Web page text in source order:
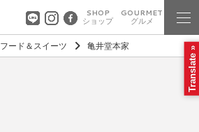
SHOP
ショップ
GOURMET
グルメ
フード＆スイーツ 亀井堂本家 Translate »